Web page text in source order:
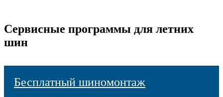
Сервисные программы для летних
шин
Бесплатный шиномонтаж